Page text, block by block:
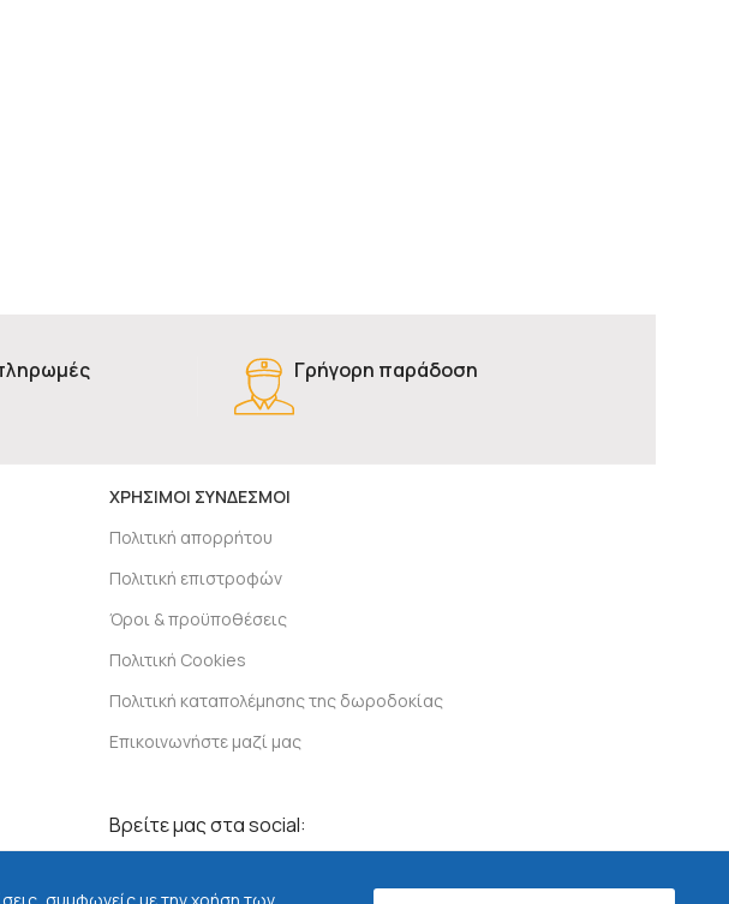
Γρήγορη παράδοση
ΧΡΗΣΙΜΟΙ ΣΥΝΔΕΣΜΟΙ
Πολιτική απορρήτου
Πολιτική επιστροφών
Όροι & προϋποθέσεις
Πολιτική Cookies
Πολιτική καταπολέμησης της δωροδοκίας
Επικοινωνήστε μαζί μας
Βρείτε μας στα social: